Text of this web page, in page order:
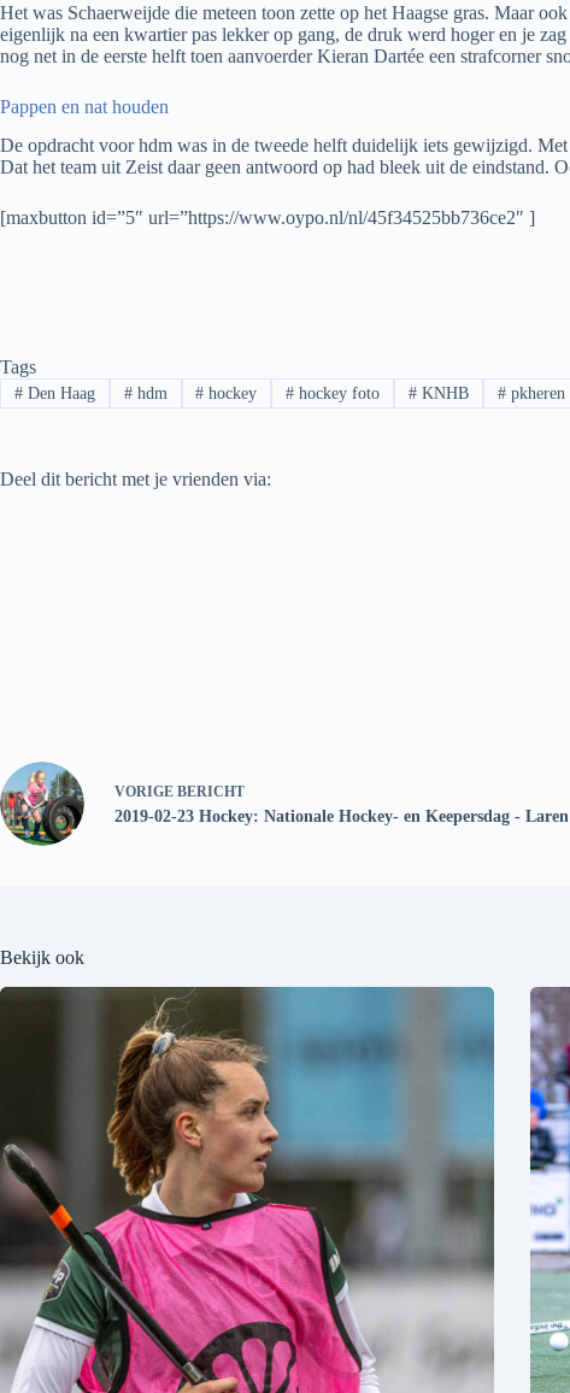
Het was Schaerweijde die meteen toon zette op het Haagse gras. Maar
eigenlijk na een kwartier pas lekker op gang, de druk werd hoger en je
nog net in de eerste helft toen aanvoerder Kieran Dartée een strafcorner
Pappen en nat houden
De opdracht voor hdm was in de tweede helft duidelijk iets gewijzigd. Met
Dat het team uit Zeist daar geen antwoord op had bleek uit de eindstand.
[maxbutton id=”5″ url=”https://www.oypo.nl/nl/45f34525bb736ce2″ ]
Tags
#Den Haag #hdm # hockey # hockey foto # KNHB #pkheren
Deel dit bericht met je vrienden via:
VORIGE BERICHT
2019-02-23 Hockey: Nationale Hockey- en Keepersdag - Laren
Bekijk ook